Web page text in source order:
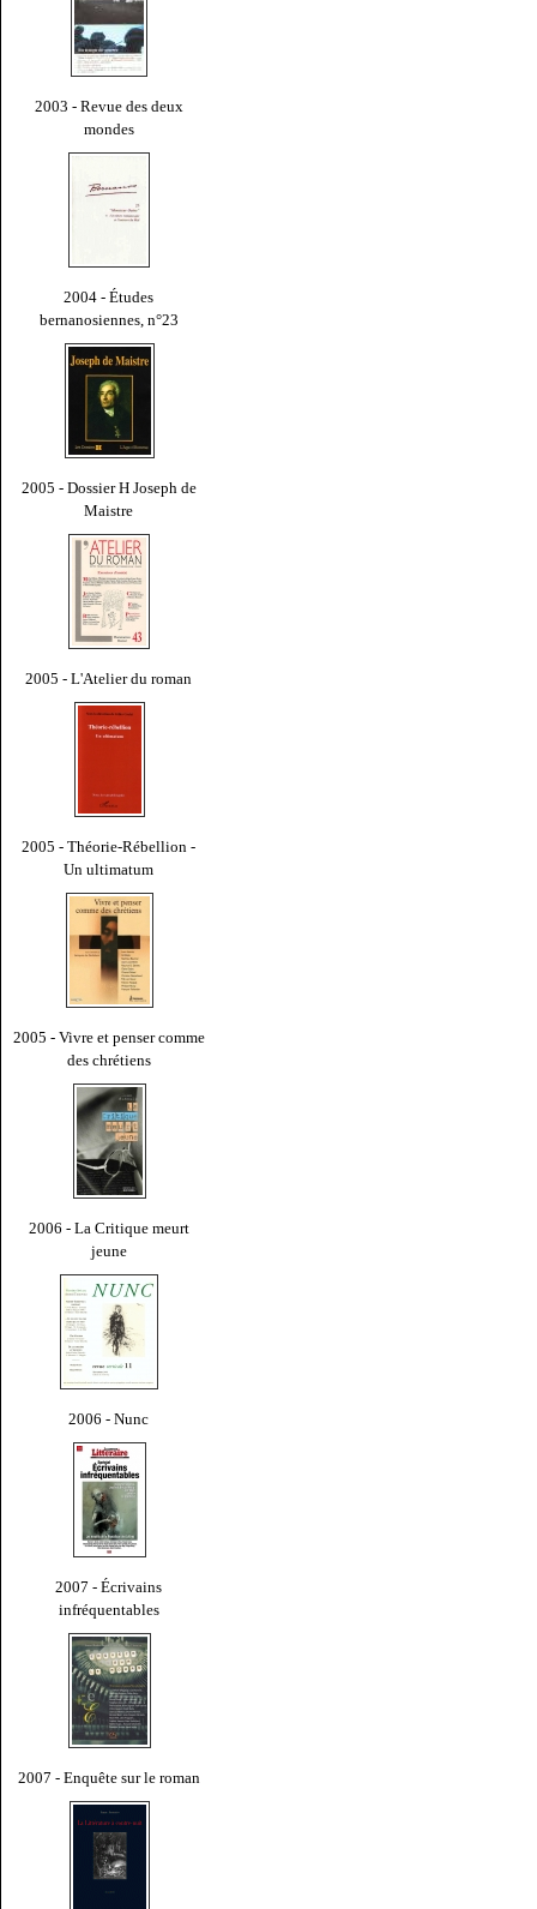
2003 - Revue des deux
mondes
2004 - Études
bernanosiennes, n°23
2005 - Dossier H Joseph de
Maistre
2005 - L'Atelier du roman
2005 - Théorie-Rébellion -
Un ultimatum
2005 - Vivre et penser comme
des chrétiens
2006 - La Critique meurt
jeune
2006 - Nunc
2007 - Écrivains
infréquentables
2007 - Enquête sur le roman